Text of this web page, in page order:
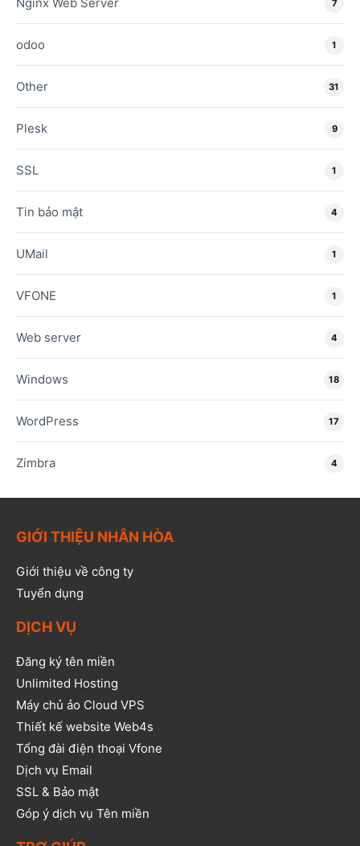
7
odoo 1
Other 31
Plesk 9
SSL 1
Tin bảo mật 4
UMail 1
VFONE 1
Web server 4
Windows 18
WordPress 17
Zimbra 4
GIỚI THIỆU NHÂN HÒA
Giới thiệu về công ty
Tuyển dụng
DỊCH VỤ
Đăng ký tên miền
Unlimited Hosting
Máy chủ ảo Cloud VPS
Thiết kế website Web4s
Tổng đài điện thoại Vfone
Dịch vụ Email
SSL & Bảo mật
Góp ý dịch vụ Tên miền